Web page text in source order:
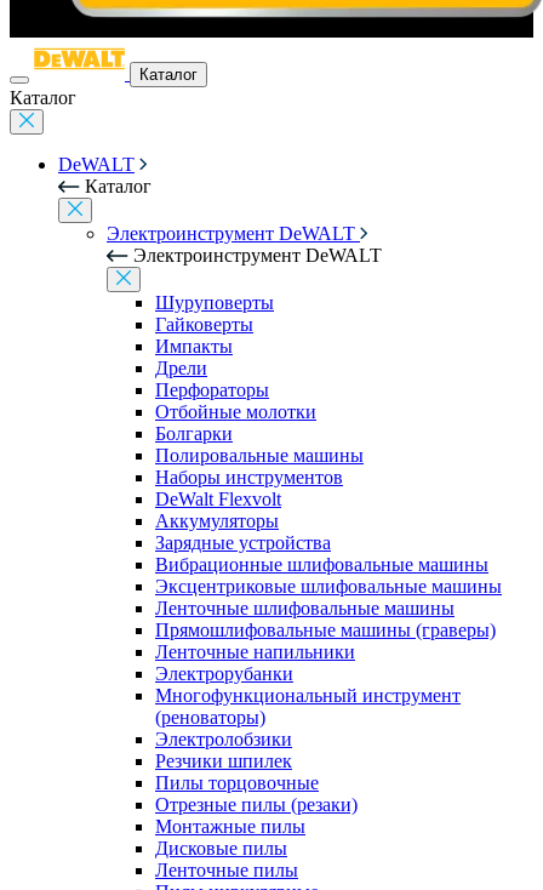
Каталог
Каталог
DeWALT
Каталог
Электроинструмент DeWALT
Электроинструмент DeWALT
Шуруповерты
Гайковерты
Импакты
Дрели
Перфораторы
Отбойные молотки
Болгарки
Полировальные машины
Наборы инструментов
DeWalt Flexvolt
Аккумуляторы
Зарядные устройства
Вибрационные шлифовальные машины
Эксцентриковые шлифовальные машины
Ленточные шлифовальные машины
Прямошлифовальные машины (граверы)
Ленточные напильники
Электрорубанки
Многофункциональный инструмент
(реноваторы)
Электролобзики
Резчики шпилек
Пилы торцовочные
Отрезные пилы (резаки)
Монтажные пилы
Дисковые пилы
Ленточные пилы